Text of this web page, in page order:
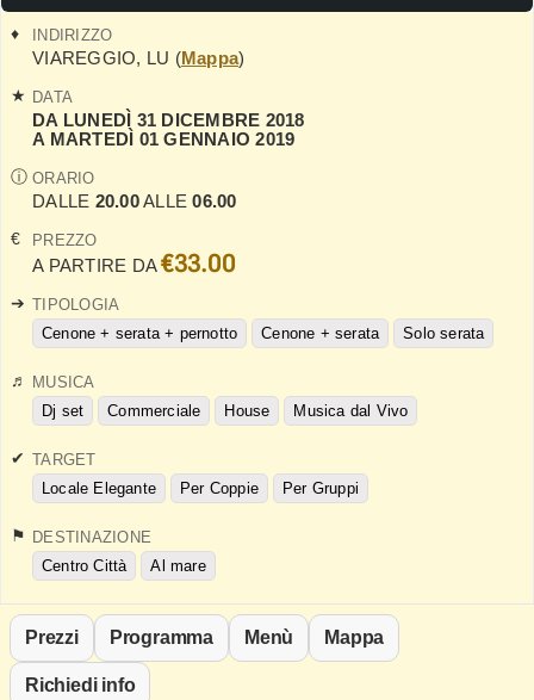
INDIRIZZO
VIAREGGIO, LU (Mappa)
DATA
DA LUNEDÌ 31 DICEMBRE 2018
A MARTEDÌ 01 GENNAIO 2019
ORARIO
DALLE 20.00ALLE06.00
PREZZO
A PARTIRE DA €33.00
TIPOLOGIA
Cenone + serata + pernotto
Cenone + serata Solo serata
MUSICA
Dj set
Commerciale House Musica dal Vivo
TARGET
Locale Elegante
Per Coppie Per Gruppi
DESTINAZIONE
Centro Città
Al mare
Prezzi Programma Menù Mappa
Richiedi info